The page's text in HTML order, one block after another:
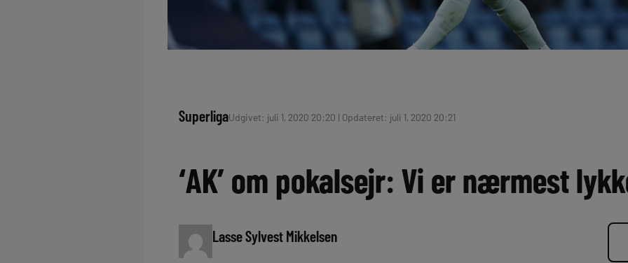
SuperligaUdgivet: juli 1, 2020 20:20 | Opdateret: juli 1, 2020 20:21
‘AK’ om pokalsejr: Vi er nærmest
Lasse Sylvest Mikkelsen